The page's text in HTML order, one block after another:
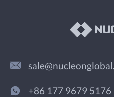
+86 177 9679 5176